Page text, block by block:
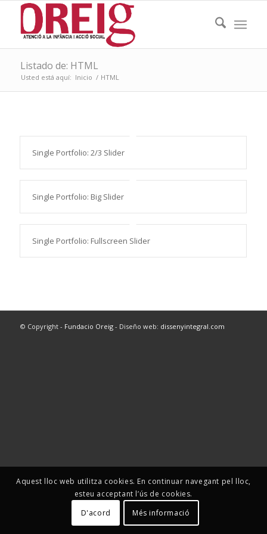
Listado de: HTML
Usted está aquí: Inicio / HTML
Single Portfolio: 2/3 Slider
Single Portfolio: Big Slider
Single Portfolio: Fullscreen Slider
© Copyright - Fundacio Oreig- Diseño web: dissenyintegral.com
Aquest lloc web utilitza cookies. En continuar navegant pel lloc,
esteu acceptant l’ús de cookies.
D'acord
Més informació